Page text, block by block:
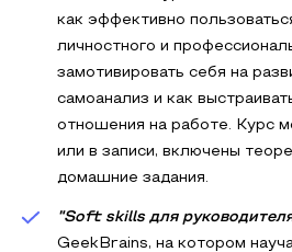
как эффективно
личностного и
замотивировать себя на
самоанализ и как
отношения на работе. Курс
или в записи, включены
домашние задания.
"Soft skills для
GeekBrains, на котором